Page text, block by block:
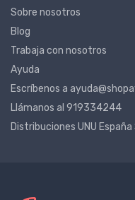
Sobre nosotros
Blog
Trabaja con nosotros
Ayuda
Escríbenos a
Llámanos al 919334244
Distribuciones UNU